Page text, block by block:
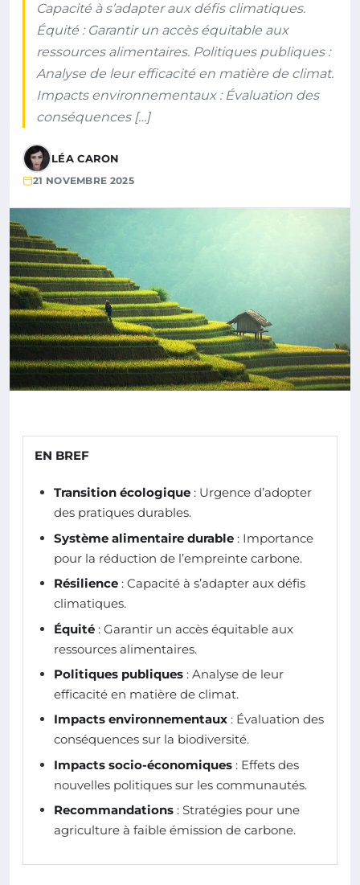
Capacité à s’adapter aux défis climatiques.
Équité : Garantir un accès équitable aux
ressources alimentaires. Politiques publiques :
Analyse de leur efficacité en matière de climat.
Impacts environnementaux : Évaluation des
conséquences […]
LÉA CARON
21 NOVEMBRE 2025
EN BREF
Transition écologique : Urgence d’adopter
des pratiques durables.
Système alimentaire durable : Importance
pour la réduction de l’empreinte carbone.
Résilience : Capacité à s’adapter aux défis
climatiques.
Équité : Garantir un accès équitable aux
ressources alimentaires.
Politiques publiques : Analyse de leur
efficacité en matière de climat.
Impacts environnementaux : Évaluation des
conséquences sur la biodiversité.
Impacts socio-économiques : Effets des
nouvelles politiques sur les communautés.
Recommandations : Stratégies pour une
agriculture à faible émission de carbone.